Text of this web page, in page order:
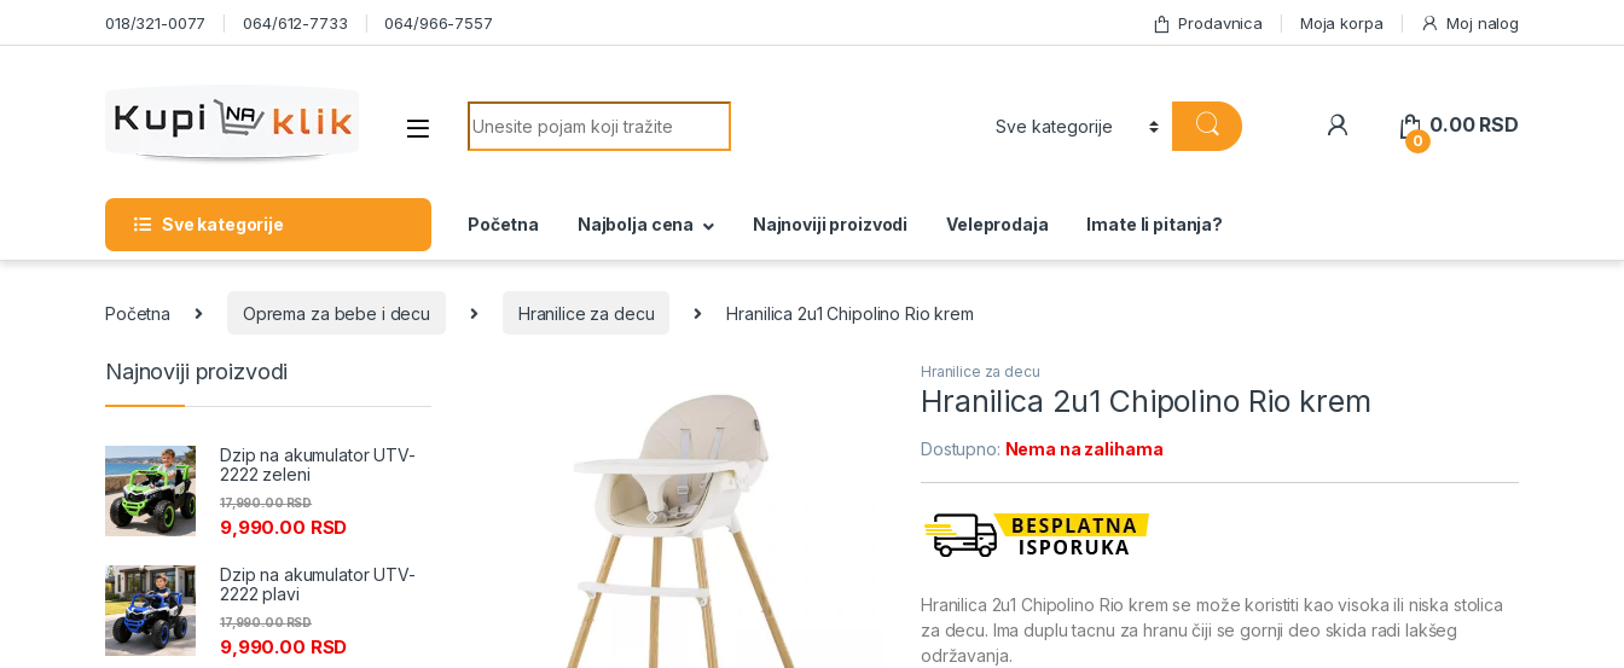
Skip to navigation018/321-0077 064/612-7733 064/966-7557 Prodavnica Moja korpa Moj nalog
Search for:
0
0.00 RSD
Sve kategorije Početna Najbolja cena Najnoviji proizvodi Veleprodaja Imate li pitanja?
Početna Oprema za bebe i decu Hranilice za decu Hranilica 2u1 Chipolino Rio krem
Hranilice za decu
Hranilica 2u1 Chipolino Rio krem
Dostupno: Nema na zalihama
Hranilica 2u1 Chipolino Rio krem se može koristiti kao visoka ili niska stolica
za decu. Ima duplu tacnu za hranu čiji se gornji deo skida radi lakšeg
održavanja.
Najnoviji proizvodi
Dzip na akumulator UTV-
2222 zeleni
9,990.00 RSD
17,990.00RSD
Dzip na akumulator UTV-
2222 plavi
9,990.00 RSD
17,990.00RSD